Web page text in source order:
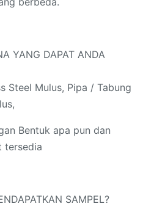
YANG DAPAT ANDA
Steel Mulus, Pipa / Tabung
Bentuk apa pun dan
tersedia
SAMPEL?